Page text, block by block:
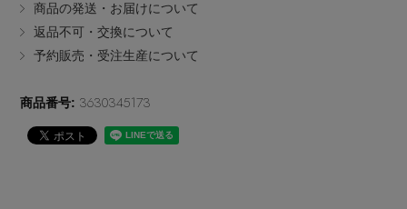
その他(傘・ハンカチ・時計など)
EDITOR'S CLOSET
PERSONAL COLOR
商品の発送・お届けについて
返品不可・交換について
予約販売・受注生産について
商品番号: 3630345173